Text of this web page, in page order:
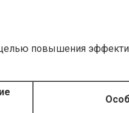
повышения